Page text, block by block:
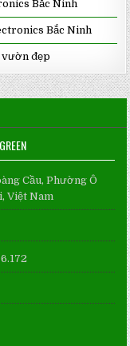
Bắc Ninh
Bắc Ninh
vườn đẹp
Cầu, Phường Ô
Việt Nam